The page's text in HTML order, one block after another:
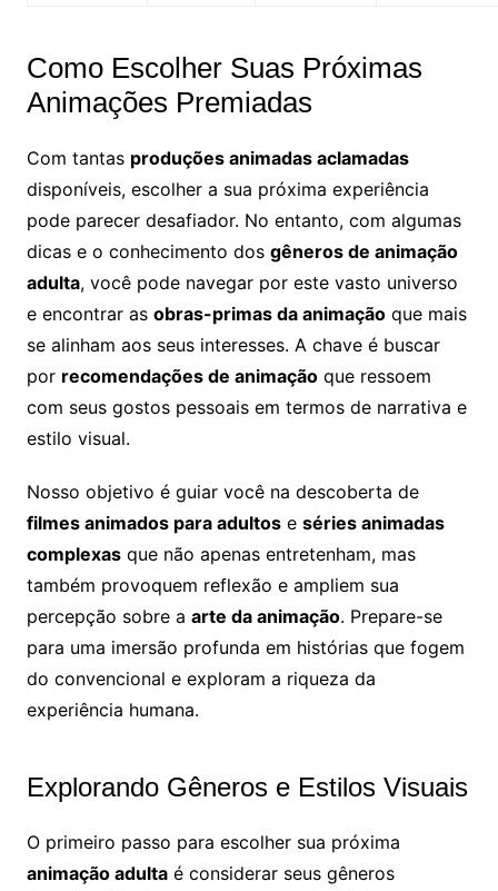
Como Escolher Suas Próximas
Animações Premiadas
Com tantas produções animadas aclamadas
disponíveis, escolher a sua próxima experiência
pode parecer desafiador. No entanto, com algumas
dicas e o conhecimento dos gêneros de animação
adulta, você pode navegar por este vasto universo
e encontrar as obras-primas da animaçãoque mais
se alinham aos seus interesses. A chave é buscar
por recomendações de animaçãoque ressoem
com seus gostos pessoais em termos de narrativa e
estilo visual.
Nosso objetivo é guiar você na descoberta de
filmes animados para adultose séries animadas
complexasque não apenas entretenham, mas
também provoquem reflexão e ampliem sua
percepção sobre a arte da animação. Prepare-se
para uma imersão profunda em histórias que fogem
do convencional e exploram a riqueza da
experiência humana.
Explorando Gêneros e Estilos Visuais
O primeiro passo para escolher sua próxima
animação adultaé considerar seus gêneros